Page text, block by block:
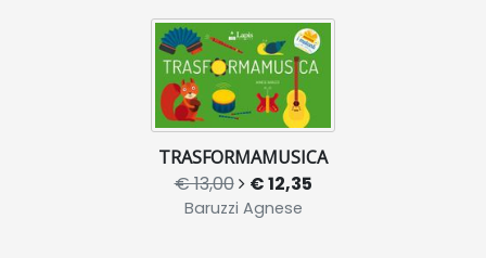
TRASFORMAMUSICA
€ 13,00 € 12,35
Baruzzi Agnese